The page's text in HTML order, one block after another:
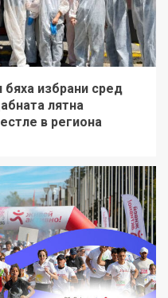
бяха избрани сред
лятна
в региона